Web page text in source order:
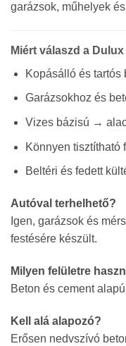
garázsok, műhelyek
Miért válaszd a
Kopásálló és tartós
Garázsokhoz és
Vizes bázisú →
Könnyen tisztítható
Beltéri és fedett
Autóval terhelhető?
Igen, garázsok és
festésére készült.
Milyen felületre
Beton és cement
Kell alá alapozó?
Erősen nedvszívó